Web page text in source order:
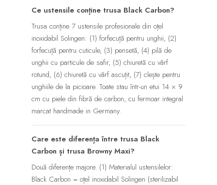
Ce ustensile conține trusa Black Carbon?
Trusa conține 7 ustensile profesionale din oțel
inoxidabil Solingen: (1) forfecuță pentru unghii, (2)
forfecuță pentru cuticule, (3) pensetă, (4) pilă de
unghii cu particule de safir, (5) chiuretă cu vârf
rotund, (6) chiuretă cu vârf ascuțit, (7) clește pentru
unghiile de la picioare. Toate stau într-un etui 14 × 9
cm cu piele din fibră de carbon, cu fermoar integral
marcat handmade in Germany.
Care este diferența între trusa Black
Carbon și trusa Browny Maxi?
Două diferențe majore. (1) Materialul ustensilelor:
Black Carbon = oțel inoxidabil Solingen (sterilizabil